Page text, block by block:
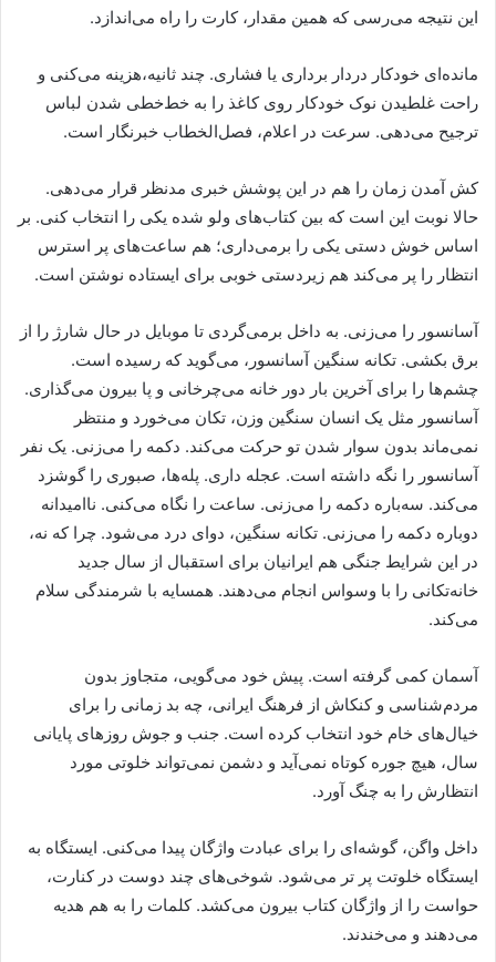
این نتیجه می‌رسی که همین مقدار، کارت را راه می‌اندازد.
مانده‌ای خودکار دردار برداری یا فشاری. چند ثانیه،هزینه می‌کنی و
راحت غلطیدن نوک خودکار روی کاغذ را به خط‌خطی شدن لباس
ترجیح می‌دهی. سرعت در اعلام، فصل‌الخطاب خبرنگار است.
کش آمدن زمان را هم در این پوشش خبری مدنظر قرار می‌دهی.
حالا نوبت این است که بین کتاب‌های ولو شده یکی را انتخاب کنی. بر
اساس خوش دستی یکی را برمی‌داری؛ هم ساعت‌های پر استرس
انتظار را پر می‌کند هم زیردستی خوبی برای ایستاده نوشتن است.
آسانسور را می‌زنی. به داخل برمی‌گردی تا موبایل در حال شارژ را از
برق بکشی. تکانه سنگین آسانسور، می‌گوید که رسیده است.
چشم‌ها را برای آخرین بار دور خانه می‌چرخانی و پا بیرون می‌گذاری.
آسانسور مثل یک انسان سنگین وزن، تکان می‌خورد و منتظر
نمی‌ماند بدون سوار شدن تو حرکت می‌کند. دکمه را می‌زنی. یک نفر
آسانسور را نگه داشته است. عجله داری. پله‌ها، صبوری را گوشزد
می‌کند. سه‌باره‌ دکمه را می‌زنی. ساعت را نگاه می‌کنی. ناامیدانه
دوباره دکمه را می‌زنی. تکانه سنگین، دوای درد می‌شود. چرا که نه،
در این شرایط جنگی هم ایرانیان برای استقبال از سال جدید
خانه‌تکانی را با وسواس انجام می‌دهند. همسایه با شرمندگی سلام
می‌کند.
آسمان کمی گرفته است. پیش خود می‌گویی، متجاوز بدون
مردم‌شناسی و کنکاش از فرهنگ ایرانی، چه بد زمانی را برای
خیال‌های خام خود انتخاب کرده است. جنب و جوش روزهای پایانی
سال، هیچ جوره کوتاه نمی‌آید و دشمن نمی‌تواند خلوتی مورد
انتظارش را به چنگ آورد.
داخل واگن، گوشه‌ای را برای عبادت واژگان پیدا می‌کنی. ایستگاه به
ایستگاه خلوتت پر تر می‌شود. شوخی‌های چند دوست در کنارت،
حواست را از واژگان کتاب بیرون می‌کشد. کلمات را به هم هدیه
می‌دهند و می‌خندند.